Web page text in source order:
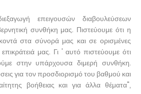
επειγουσών διαβουλεύσεων
συνθήκη μας. Πιστεύουμε ότι η
στα σύνορά μας και σε ορισμένες
μας. Γι ' αυτό πιστεύουμε ότι
στην υπάρχουσα διμερή συνθήκη.
για τον προσδιορισμό του βαθμού και
βοήθειας και για άλλα θέματα",